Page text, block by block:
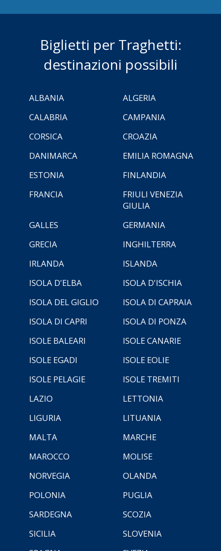
Biglietti per Traghetti:
destinazioni possibili
ALBANIA
ALGERIA
CALABRIA
CAMPANIA
CORSICA
CROAZIA
DANIMARCA
EMILIA ROMAGNA
ESTONIA
FINLANDIA
FRANCIA
FRIULI VENEZIA
GIULIA
GALLES
GERMANIA
GRECIA
INGHILTERRA
IRLANDA
ISLANDA
ISOLA D'ELBA
ISOLA D'ISCHIA
ISOLA DEL GIGLIO
ISOLA DI CAPRAIA
ISOLA DI CAPRI
ISOLA DI PONZA
ISOLE BALEARI
ISOLE CANARIE
ISOLE EGADI
ISOLE EOLIE
ISOLE PELAGIE
ISOLE TREMITI
LAZIO
LETTONIA
LIGURIA
LITUANIA
MALTA
MARCHE
MAROCCO
MOLISE
NORVEGIA
OLANDA
POLONIA
PUGLIA
SARDEGNA
SCOZIA
SICILIA
SLOVENIA